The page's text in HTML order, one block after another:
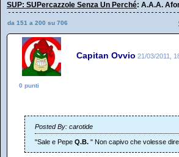
SUP: SUPercazzole Senza Un Perché: A.A.A.
da 151 a 200 su 706
Capitan Ovvio 21/03/2011,
0 punti
Posted By: carotide
"Sale e Pepe Q.B. " Non capivo che volesse